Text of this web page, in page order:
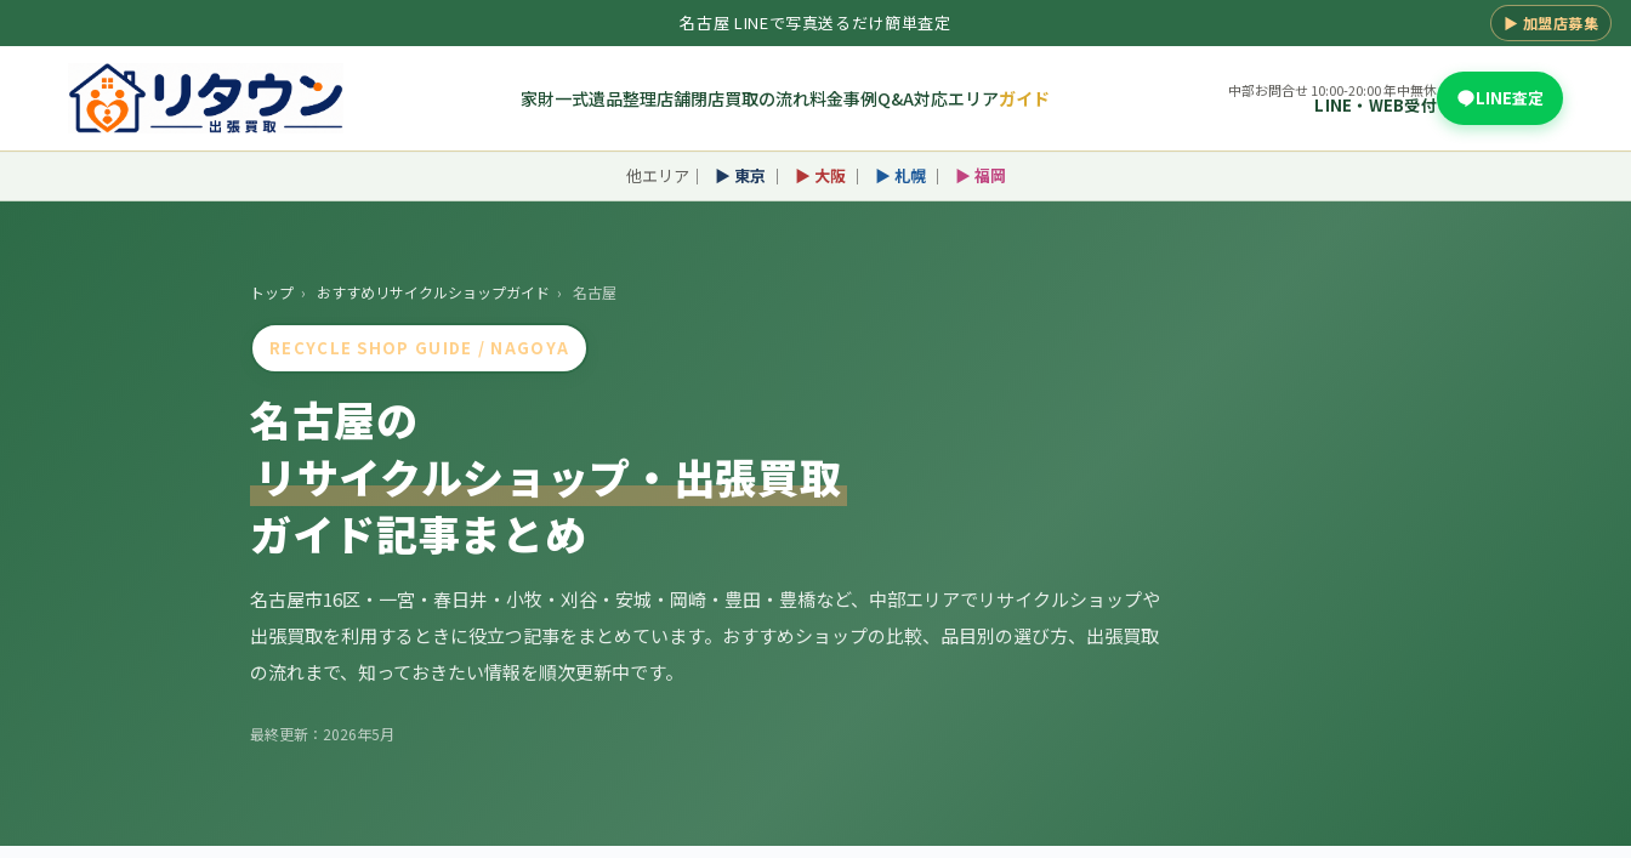
名古屋 LINEで写真送るだけ簡単査定 ▶ 加盟店募集
家財一式遺品整理店舗閉店買取の流れ料金事例Q&A対応エリアガイド 中部お問合せ 10:00-20:00 年中無休
LINE・WEB受付 LINE査定
他エリア｜ ▶ 東京 ｜ ▶ 大阪｜ ▶ 札幌｜ ▶ 福岡
トップ › おすすめリサイクルショップガイド › 名古屋
RECYCLE SHOP GUIDE / NAGOYA
名古屋の
リサイクルショップ・出張買取
ガイド記事まとめ
名古屋市16区・一宮・春日井・小牧・刈谷・安城・岡崎・豊田・豊橋など、中部エリアでリサイクルショップや
出張買取を利用するときに役立つ記事をまとめています。おすすめショップの比較、品目別の選び方、出張買取
の流れまで、知っておきたい情報を順次更新中です。
最終更新：2026年5月